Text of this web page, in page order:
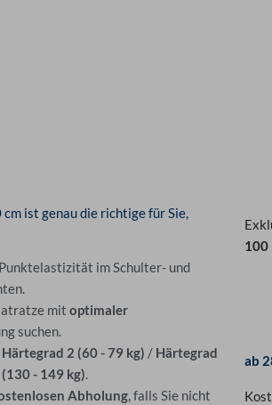
ist genau die richtige für Sie,
im Schulter- und
mit optimaler
suchen.
2 (60 - 79 kg) / Härtegrad
- 149 kg).
Abholung, falls Sie nicht
100
ab